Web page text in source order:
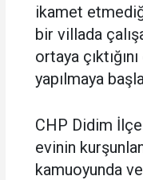
ikamet
bir villada
ortaya
yapılmaya
CHP Didim İlçe
evinin
kamuoyunda